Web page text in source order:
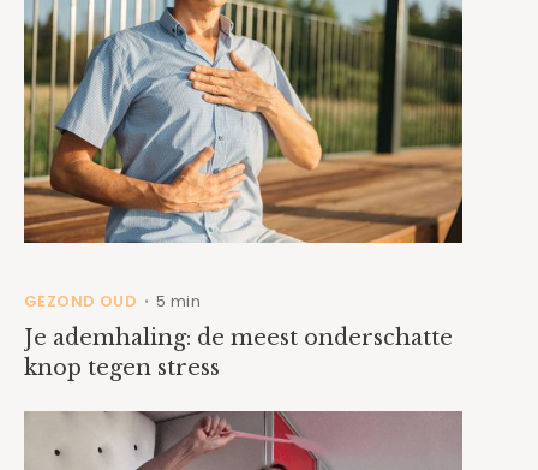
GEZOND OUD • 5 min
Je ademhaling: de meest onderschatte
knop tegen stress